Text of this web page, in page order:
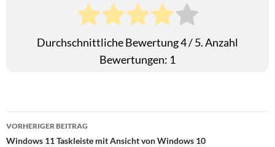
Durchschnittliche Bewertung4/ 5. Anzahl
Bewertungen: 1
Beitragsnavigation
VORHERIGER BEITRAG
Windows 11 Taskleiste mit Ansicht von Windows 10